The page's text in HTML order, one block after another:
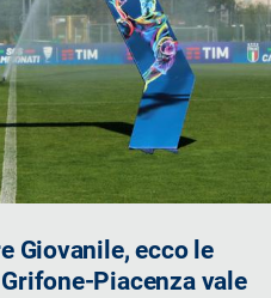
Giovanile, ecco le
Piacenza vale